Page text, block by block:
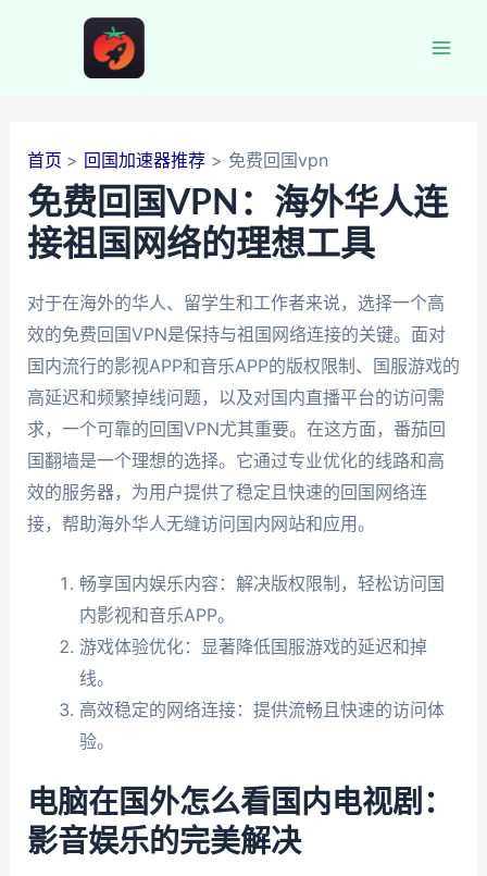
首页 回国加速器推荐 免费回国vpn
免费回国VPN：海外华人连
接祖国网络的理想工具
对于在海外的华人、留学生和工作者来说，选择一个高
效的免费回国VPN是保持与祖国网络连接的关键。面对
国内流行的影视APP和音乐APP的版权限制、国服游戏的
高延迟和频繁掉线问题，以及对国内直播平台的访问需
求，一个可靠的回国VPN尤其重要。在这方面，番茄回
国翻墙是一个理想的选择。它通过专业优化的线路和高
效的服务器，为用户提供了稳定且快速的回国网络连
接，帮助海外华人无缝访问国内网站和应用。
畅享国内娱乐内容：解决版权限制，轻松访问国
内影视和音乐APP。
游戏体验优化：显著降低国服游戏的延迟和掉
线。
高效稳定的网络连接：提供流畅且快速的访问体
验。
电脑在国外怎么看国内电视剧：
影音娱乐的完美解决